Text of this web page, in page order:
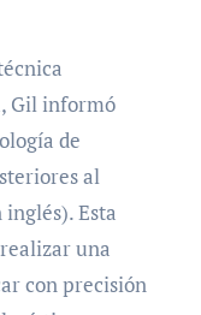
Gil informó
de
al
Esta
una
con precisión